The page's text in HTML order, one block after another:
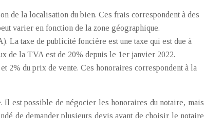
de la localisation du bien. Ces frais correspondent à des
varier en fonction de la zone géographique.
La taxe de publicité foncière est une taxe qui est due à
de la TVA est de 20% depuis le 1er janvier 2022.
2% du prix de vente. Ces honoraires correspondent à la
Il est possible de négocier les honoraires du notaire, mais
de demander plusieurs devis avant de choisir le notaire